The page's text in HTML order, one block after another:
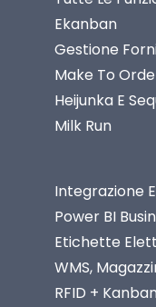
Ekanban
Gestione
Make To
Heijunka E
Milk Run
Integrazione
Power BI
Etichette
WMS,
RFID +